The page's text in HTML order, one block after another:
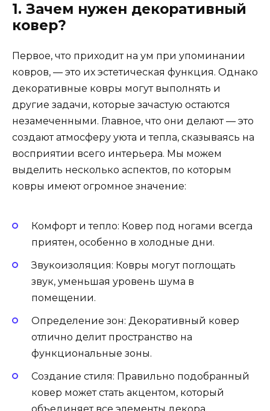
1. Зачем нужен декоративный
ковер?
Первое, что приходит на ум при упоминании
ковров, — это их эстетическая функция. Однако
декоративные ковры могут выполнять и
другие задачи, которые зачастую остаются
незамеченными. Главное, что они делают — это
создают атмосферу уюта и тепла, сказываясь на
восприятии всего интерьера. Мы можем
выделить несколько аспектов, по которым
ковры имеют огромное значение:
Комфорт и тепло: Ковер под ногами всегда
приятен, особенно в холодные дни.
Звукоизоляция: Ковры могут поглощать
звук, уменьшая уровень шума в
помещении.
Определение зон: Декоративный ковер
отлично делит пространство на
функциональные зоны.
Создание стиля: Правильно подобранный
ковер может стать акцентом, который